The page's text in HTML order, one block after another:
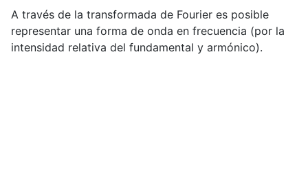
A través de la transformada de Fourier es posible
representar una forma de onda en frecuencia (por la
intensidad relativa del fundamental y armónico).